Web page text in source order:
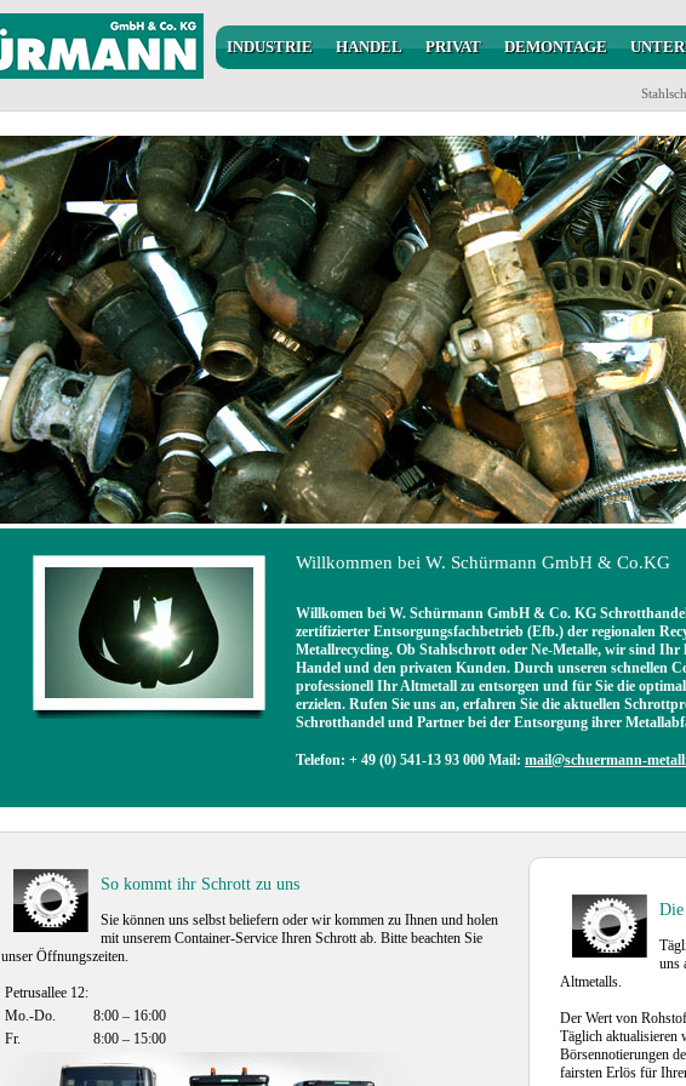
INDUSTRIE HANDEL PRIVAT DEMONTAGE
Willkommen bei W. Schürmann GmbH & Co.KG
Willkomen bei W. Schürmann GmbH & Co. KG
zertifizierter Entsorgungsfachbetrieb (Efb.) der regionalen
Metallrecycling. Ob Stahlschrott oder Ne-Metalle, wir sind
Handel und den privaten Kunden. Durch unseren schnellen
professionell Ihr Altmetall zu entsorgen und für Sie die
erzielen. Rufen Sie uns an, erfahren Sie die aktuellen
Schrotthandel und Partner bei der Entsorgung ihrer
Telefon: + 49 (0) 541-13 93 000 Mail: mail@schuermann-
So kommt ihr Schrott zu uns
Sie können uns selbst beliefern oder wir kommen zu Ihnen und holen
mit unserem Container-Service Ihren Schrott ab. Bitte beachten Sie
unser Öffnungszeiten.
Petrusallee 12:
Mo.-Do.
8:00 – 16:00
Fr.
8:00 – 15:00
Die
uns
Altmetalls.
Der Wert von
Täglich aktualisieren
Börsennotierungen
fairsten Erlös für